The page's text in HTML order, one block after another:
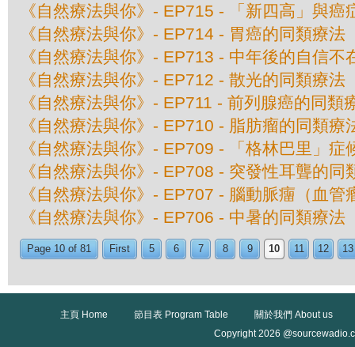
《自然療法與你》- EP715 - 「新四高」與癌
《自然療法與你》- EP714 - 胃癌的同類療法
《自然療法與你》- EP713 - 中年後的自信不
《自然療法與你》- EP712 - 散光的同類療法
《自然療法與你》- EP711 - 前列腺癌的同類
《自然療法與你》- EP710 - 脂肪瘤的同類療
《自然療法與你》- EP709 - 「格林巴里」症
《自然療法與你》- EP708 - 突發性耳聾的同
《自然療法與你》- EP707 - 腦動脈癅（血管
《自然療法與你》- EP706 - 中暑的同類療法
Page 10 of 81 First 5 6 7 8 9 10 11 12 13
主頁 Home 節目表 Program Table
關於我們 About us
Copyright 2026